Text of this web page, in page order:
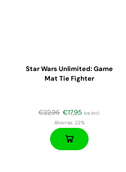
Star Wars Unlimited: Game
Mat Tie Fighter
€22,95 €17,95 iva incl.
Ahorras:22%